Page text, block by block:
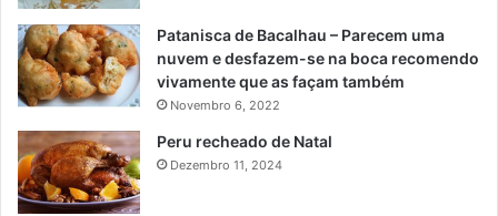
Patanisca de Bacalhau – Parecem uma
nuvem e desfazem-se na boca recomendo
vivamente que as façam também
Novembro 6, 2022
Peru recheado de Natal
Dezembro 11, 2024